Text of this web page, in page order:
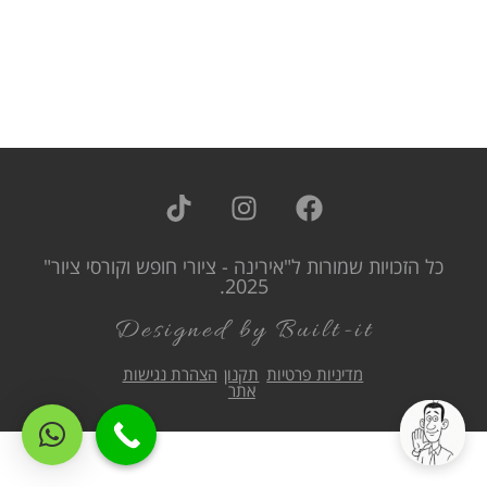
כל הזכויות שמורות ל"אירינה - ציורי חופש וקורסי ציור"
2025.
Designed by Built-it
מדיניות פרטיות תקנון
אתר
הצהרת נגישות